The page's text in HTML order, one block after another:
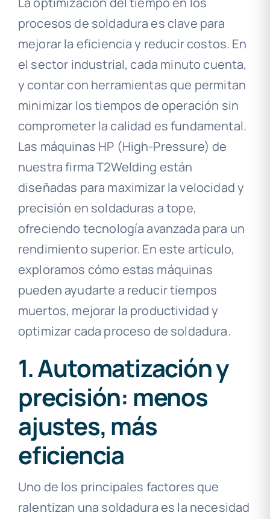
procesos de soldadura es clave para
mejorar la eficiencia y reducir costos. En
el sector industrial, cada minuto cuenta,
y contar con herramientas que permitan
minimizar los tiempos de operación sin
comprometer la calidad es fundamental.
Las máquinas HP (High-Pressure) de
nuestra firma T2Welding están
diseñadas para maximizar la velocidad y
precisión en soldaduras a tope,
ofreciendo tecnología avanzada para un
rendimiento superior. En este artículo,
exploramos cómo estas máquinas
pueden ayudarte a reducir tiempos
muertos, mejorar la productividad y
optimizar cada proceso de soldadura.
1. Automatización y
precisión: menos
ajustes, más
eficiencia
Uno de los principales factores que
ralentizan una soldadura es la necesidad